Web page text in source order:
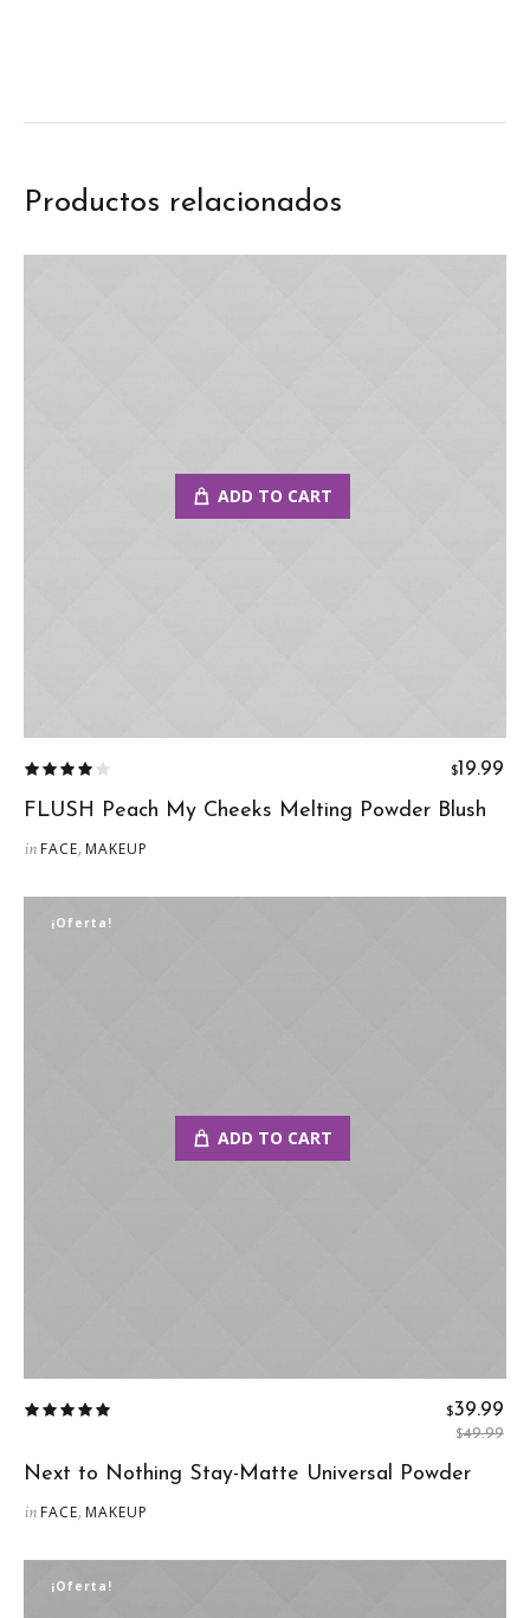
Productos relacionados
ADD TO CART
$19.99
FLUSH Peach My Cheeks Melting Powder Blush
in FACE, MAKEUP
ADD TO CART
¡Oferta!
$49.99
El
$39.99
El
Next to Nothing Stay-Matte Universal Powder
in FACE, MAKEUP
¡Oferta!